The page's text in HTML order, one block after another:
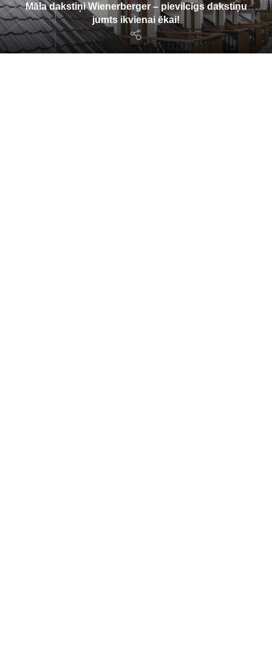
Māla dakstiņi Wienerberger – pievilcīgs dakstiņu
jumts ikvienai ēkai!